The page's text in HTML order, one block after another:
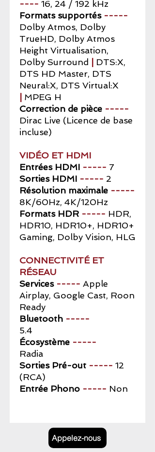
---- 16, 24 / 192 kHz
Formats supportés -----
Dolby Atmos, Dolby
TrueHD, Dolby Atmos
Height Virtualisation,
Dolby Surround
DTS:X,
DTS HD Master, DTS
Neural:X, DTS Virtual:X
MPEG H
Correction de pièce -----
Dirac Live (Licence de base
incluse)
VIDÉO ET HDMI
Entrées HDMI ----- 7
Sorties HDMI ----- 2
Résolution maximale -----
8K/60Hz, 4K/120Hz
Formats HDR ----- HDR,
HDR10, HDR10+, HDR10+
Gaming, Dolby Vision, HLG
CONNECTIVITÉ ET
RÉSEAU
Services ----- Apple
Airplay, Google Cast, Roon
Ready
Bluetooth -----
5.4
Écosystème -----
Radia
Sorties Pré-out ----- 12
(RCA)
Entrée Phono ----- Non
Appelez-nous